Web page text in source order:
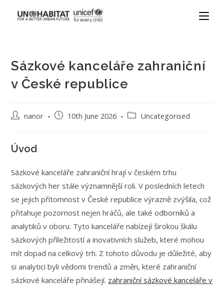
Sázkové kanceláře zahraniční
v České republice
nanor 10th June 2026 Uncategorised
Úvod
Sázkové kanceláře zahraniční hrají v českém trhu
sázkových her stále významnější roli. V posledních letech
se jejich přítomnost v České republice výrazně zvýšila, což
přitahuje pozornost nejen hráčů, ale také odborníků a
analytiků v oboru. Tyto kanceláře nabízejí širokou škálu
sázkových příležitostí a inovativních služeb, které mohou
mít dopad na celkový trh. Z tohoto důvodu je důležité, aby
si analytici byli vědomi trendů a změn, které zahraniční
sázkové kanceláře přinášejí. zahraniční sázkové kanceláře v